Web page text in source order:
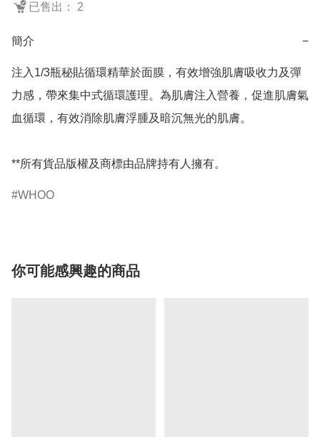
已售出： 2
簡介 −
注入1/3瓶秘貼循環精華於面膜，有效增強肌膚吸收力及彈
力感，帶來集中式循環護理。為肌膚注入營養，促進肌膚氣
血循環，有效消除肌膚浮腫及暗沉無光的肌膚。
**所有貨品版權及商標由品牌持有人擁有。
WHOO
你可能感興趣的商品